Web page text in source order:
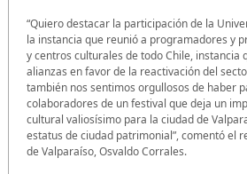
“Quiero destacar la participación de la
la instancia que reunió a programadores y
y centros culturales de todo Chile, instancia
alianzas en favor de la reactivación del
también nos sentimos orgullosos de haber
colaboradores de un festival que deja un
cultural valiosísimo para la ciudad de
estatus de ciudad patrimonial”, comentó el
de Valparaíso, Osvaldo Corrales.